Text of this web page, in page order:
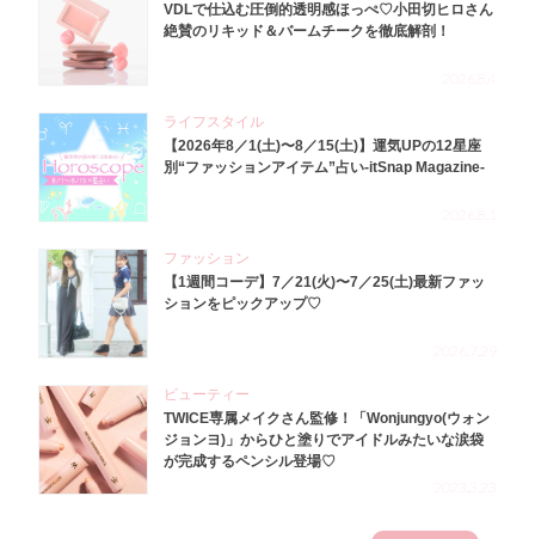
VDLで仕込む圧倒的透明感ほっぺ♡小田切ヒロさん
絶賛のリキッド＆バームチークを徹底解剖！
ライフスタイル
【2026年8／1(土)〜8／15(土)】運気UPの12星座
別“ファッションアイテム”占い-itSnap Magazine-
ファッション
【1週間コーデ】7／21(火)〜7／25(土)最新ファッ
ションをピックアップ♡
ビューティー
TWICE専属メイクさん監修！「Wonjungyo(ウォン
ジョンヨ)」からひと塗りでアイドルみたいな涙袋
が完成するペンシル登場♡